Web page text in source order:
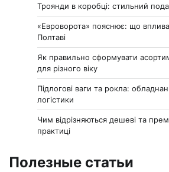
Троянди в коробці: стильний
«Евроворота» пояснює: що
Полтаві
Як правильно сформувати
для різного віку
Підлогові ваги та рокла:
логістики
Чим відрізняються дешеві та
практиці
Полезные статьи